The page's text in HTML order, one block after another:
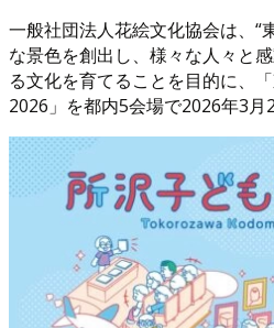
一般社団法人花絵文化協会は、“
な景色を創出し、様々な人々と
る文化を育てることを目的に、
2026」を都内5会場で2026年3月